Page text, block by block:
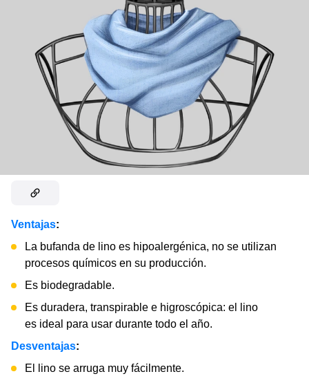
Ventajas:
La bufanda de lino es hipoalergénica, no se utilizan
procesos químicos en su producción.
Es biodegradable.
Es duradera, transpirable e higroscópica: el lino
es ideal para usar durante todo el año.
Desventajas:
El lino se arruga muy fácilmente.